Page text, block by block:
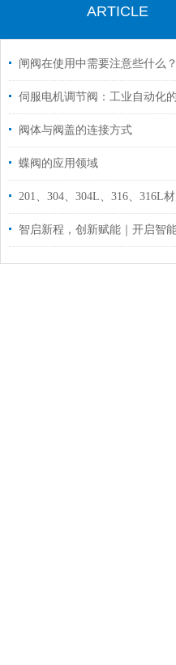
ARTICLE
闸阀在使用中需要注意些什么？
阀体与阀盖的连接方式
蝶阀的应用领域